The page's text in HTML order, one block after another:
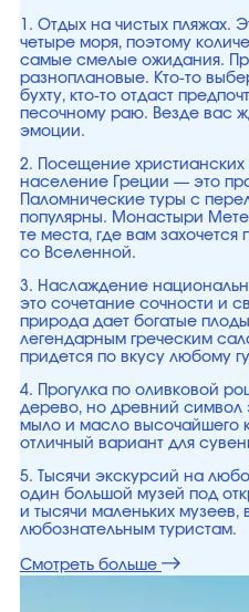
1. Отдых на чистых пляжах.
четыре моря, поэтому
самые смелые ожидания.
разноплановые. Кто-то
бухту, кто-то отдаст
песочному раю. Везде вас
эмоции.
2. Посещение христианских
население Греции — это
Паломнические туры с
популярны. Монастыри
те места, где вам
со Вселенной.
3. Наслаждение
это сочетание сочности и
природа дает богатые
легендарным греческим
придется по вкусу любому
4. Прогулка по оливковой
дерево, но древний символ
мыло и масло высочайшего
отличный вариант для
5. Тысячи экскурсий на
один большой музей под
и тысячи маленьких музеев,
любознательным туристам.
Смотреть больше